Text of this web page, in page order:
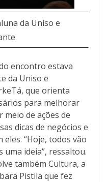
da Uniso e
encontro estava
da Uniso e
que orienta
para melhorar
de ações de
dicas de negócios e
“Hoje, todos vão
uma ideia”, ressaltou.
também Cultura, a
Pistila que fez